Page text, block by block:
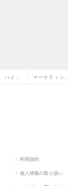
ハイク マーケティン
利用規約
個人情報の取り扱い